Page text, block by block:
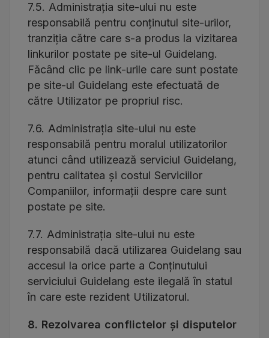
7.5. Administrația site-ului nu este
responsabilă pentru conținutul site-urilor,
tranziția către care s-a produs la vizitarea
linkurilor postate pe site-ul Guidelang.
Făcând clic pe link-urile care sunt postate
pe site-ul Guidelang este efectuată de
către Utilizator pe propriul risc.
7.6. Administrația site-ului nu este
responsabilă pentru moralul utilizatorilor
atunci când utilizează serviciul Guidelang,
pentru calitatea și costul Serviciilor
Companiilor, informații despre care sunt
postate pe site.
7.7. Administrația site-ului nu este
responsabilă dacă utilizarea Guidelang sau
accesul la orice parte a Conținutului
serviciului Guidelang este ilegală în statul
în care este rezident Utilizatorul.
8. Rezolvarea conflictelor și disputelor